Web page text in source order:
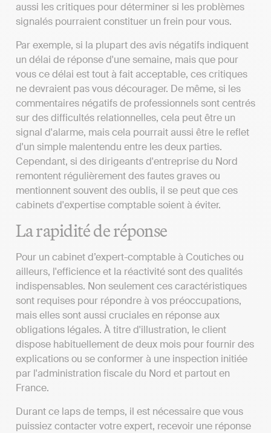
aussi les critiques pour déterminer si les problèmes
signalés pourraient constituer un frein pour vous.
Par exemple, si la plupart des avis négatifs indiquent
un délai de réponse d'une semaine, mais que pour
vous ce délai est tout à fait acceptable, ces critiques
ne devraient pas vous décourager. De même, si les
commentaires négatifs de professionnels sont centrés
sur des difficultés relationnelles, cela peut être un
signal d'alarme, mais cela pourrait aussi être le reflet
d'un simple malentendu entre les deux parties.
Cependant, si des dirigeants d'entreprise du Nord
remontent régulièrement des fautes graves ou
mentionnent souvent des oublis, il se peut que ces
cabinets d'expertise comptable soient à éviter.
La rapidité de réponse
Pour un cabinet d’expert-comptable à Coutiches ou
ailleurs, l'efficience et la réactivité sont des qualités
indispensables. Non seulement ces caractéristiques
sont requises pour répondre à vos préoccupations,
mais elles sont aussi cruciales en réponse aux
obligations légales. À titre d'illustration, le client
dispose habituellement de deux mois pour fournir des
explications ou se conformer à une inspection initiée
par l'administration fiscale du Nord et partout en
France.
Durant ce laps de temps, il est nécessaire que vous
puissiez contacter votre expert, recevoir une réponse